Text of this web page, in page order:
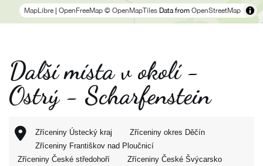
MapLibre OpenFreeMap © OpenMapTiles Data from OpenStreetMap
Další místa v okolí -
Ostrý - Scharfenstein
Zříceniny Ústecký kraj
Zříceniny okres Děčín
Zříceniny Františkov nad Ploučnicí
Zříceniny České středohoří
Zříceniny České Švýcarsko